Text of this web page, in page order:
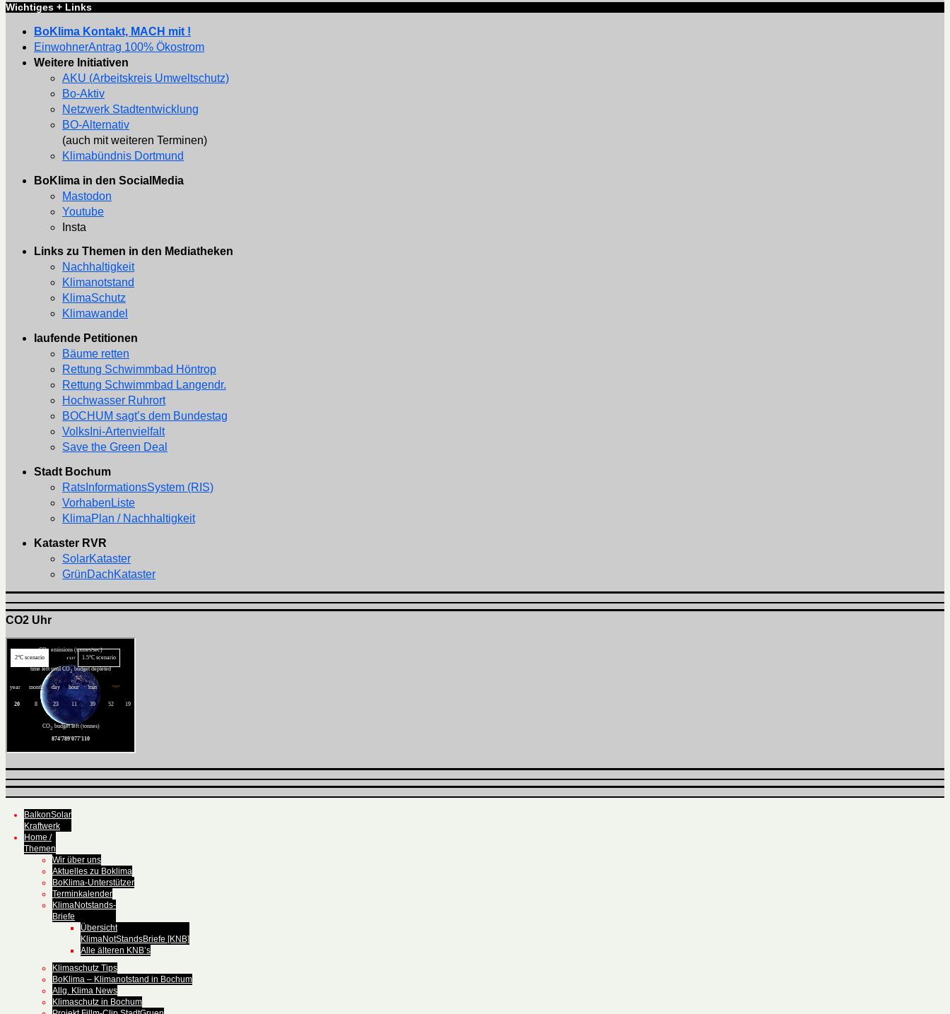
Wichtiges + Links
BoKlima Kontakt, MACH mit !
EinwohnerAntrag 100% Ökostrom
Weitere Initiativen
AKU (Arbeitskreis Umweltschutz)
Bo-Aktiv
Netzwerk Stadtentwicklung
BO-Alternativ
(auch mit weiteren Terminen)
Klimabündnis Dortmund
BoKlima in den SocialMedia
Mastodon
Youtube
Insta
Links zu Themen in den Mediatheken
Nachhaltigkeit
Klimanotstand
KlimaSchutz
Klimawandel
laufende Petitionen
Bäume retten
Rettung Schwimmbad Höntrop
Rettung Schwimmbad Langendr.
Hochwasser Ruhrort
BOCHUM sagt’s dem Bundestag
VolksIni-Artenvielfalt
Save the Green Deal
Stadt Bochum
RatsInformationsSystem (RIS)
VorhabenListe
KlimaPlan / Nachhaltigkeit
Kataster RVR
SolarKataster
GrünDachKataster
CO2 Uhr
BalkonSolar
Kraftwerk
Home /
Themen
Wir über uns
Aktuelles zu Boklima
BoKlima-Unterstützer
Terminkalender
KlimaNotstands-
Briefe
Übersicht
KlimaNotStandsBriefe [KNB]
Alle älteren KNB’s
Klimaschutz Tips
BoKlima – Klimanotstand in Bochum
Allg. Klima News
Klimaschutz in Bochum